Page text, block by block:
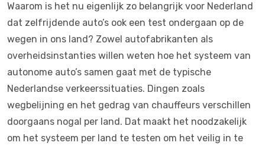
Waarom is het nu eigenlijk zo belangrijk voor Nederland
dat zelfrijdende auto’s ook een test ondergaan op de
wegen in ons land? Zowel autofabrikanten als
overheidsinstanties willen weten hoe het systeem van
autonome auto’s samen gaat met de typische
Nederlandse verkeerssituaties. Dingen zoals
wegbelijning en het gedrag van chauffeurs verschillen
doorgaans nogal per land. Dat maakt het noodzakelijk
om het systeem per land te testen om het veilig in te